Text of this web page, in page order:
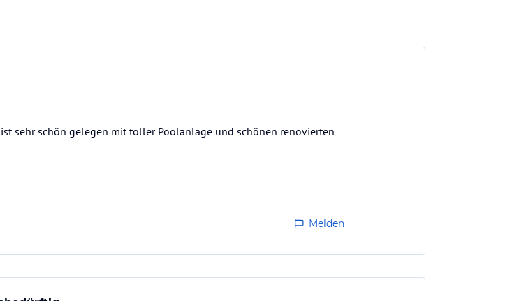
sehr schön gelegen mit toller Poolanlage und schönen renovierten
Melden